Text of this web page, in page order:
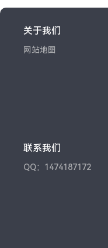
关于我们
网站地图
联系我们
QQ：1474187172